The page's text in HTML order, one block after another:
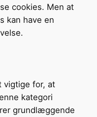
cookies. Men at
kan have en
vigtige for, at
kategori
grundlæggende